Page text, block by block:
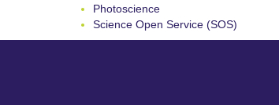
Photoscience
Science Open Service (SOS)